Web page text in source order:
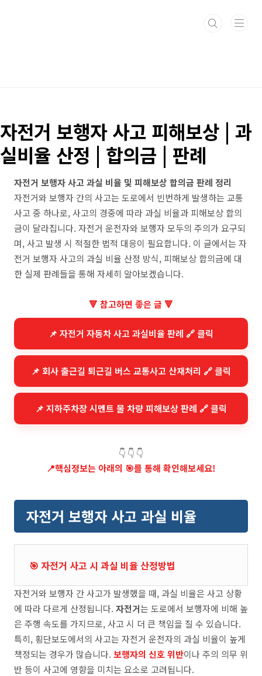
자전거 보행자 사고 피해보상 | 과
실비율 산정 | 합의금 | 판례
자전거 보행자 사고 과실 비율 및 피해보상 합의금 판례 정리
자전거와 보행자 간의 사고는 도로에서 빈번하게 발생하는 교통
사고 중 하나로, 사고의 경중에 따라 과실 비율과 피해보상 합의
금이 달라집니다. 자전거 운전자와 보행자 모두의 주의가 요구되
며, 사고 발생 시 적절한 법적 대응이 필요합니다. 이 글에서는 자
전거 보행자 사고의 과실 비율 산정 방식, 피해보상 합의금에 대
한 실제 판례들을 통해 자세히 알아보겠습니다.
🔻 참고하면 좋은 글 🔻
📌 자전거 자동차 사고 과실비율 판례 🔗 클릭
📌 회사 출근길 퇴근길 버스 교통사고 산재처리 🔗 클릭
📌 지하주차장 시멘트 물 차량 피해보상 판례 🔗 클릭
👇 👇 👇
📍핵심정보는 아래의 🎯를 통해 확인해보세요!
자전거 보행자 사고 과실 비율
🎯 자전거 사고 시 과실 비율 산정방법
자전거와 보행자 간 사고가 발생했을 때, 과실 비율은 사고 상황
에 따라 다르게 산정됩니다. 자전거는 도로에서 보행자에 비해 높
은 주행 속도를 가지므로, 사고 시 더 큰 책임을 질 수 있습니다.
특히, 횡단보도에서의 사고는 자전거 운전자의 과실 비율이 높게
책정되는 경우가 많습니다. 보행자의 신호 위반이나 주의 의무 위
반 등이 사고에 영향을 미치는 요소로 고려됩니다.